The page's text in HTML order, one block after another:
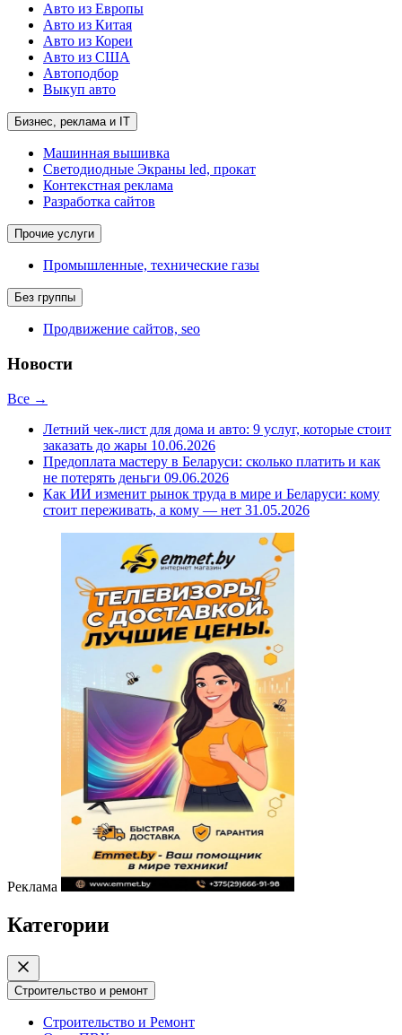
Авто из Европы
Авто из Китая
Авто из Кореи
Авто из США
Автоподбор
Выкуп авто
Бизнес, реклама и IT
Машинная вышивка
Светодиодные Экраны led, прокат
Контекстная реклама
Разработка сайтов
Прочие услуги
Промышленные, технические газы
Без группы
Продвижение сайтов, seo
Новости
Все →
Летний чек-лист для дома и авто: 9 услуг, которые стоит
заказать до жары 10.06.2026
Предоплата мастеру в Беларуси: сколько платить и как
не потерять деньги 09.06.2026
Как ИИ изменит рынок труда в мире и Беларуси: кому
стоит переживать, а кому — нет 31.05.2026
Реклама
Категории
Строительство и ремонт
Строительство и Ремонт